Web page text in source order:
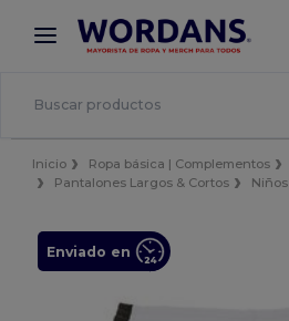
× App de Wordans
¡Mejores precios en app!
Inicio Ropa básica | Complementos
Pantalones Largos & Cortos
Niños
Enviado en